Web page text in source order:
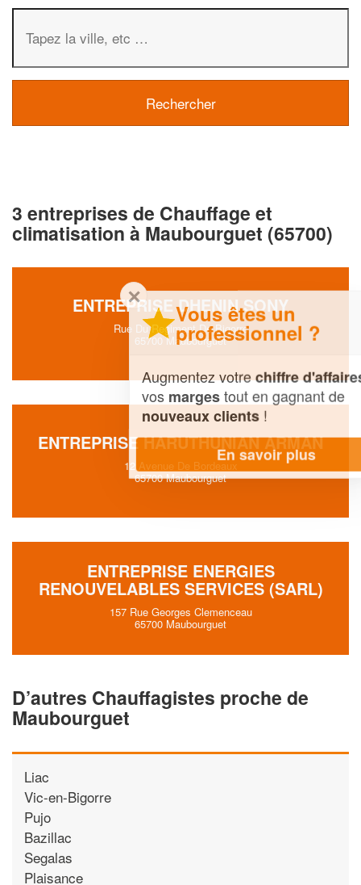
3 entreprises de Chauffage et
climatisation à Maubourguet (65700)
ENTREPRISE DHENIN SONY
Rue Du Regiment De Bigorre
65700 Maubourguet
ENTREPRISE HARUTHUNIAN ARMAN
12 Avenue De Bordeaux
65700 Maubourguet
ENTREPRISE ENERGIES
RENOUVELABLES SERVICES (SARL)
157 Rue Georges Clemenceau
65700 Maubourguet
D’autres Chauffagistes proche de
Maubourguet
Liac
Vic-en-Bigorre
Pujo
Bazillac
Segalas
Plaisance
✕
Vous êtes un
professionnel ?
Augmentez votrechiffre d'affaireset
margestout en gagnant de
nouveaux clients!
En savoir plus